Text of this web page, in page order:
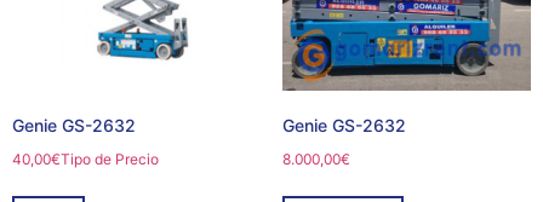
Genie GS-2632
40,00€Tipo de Precio
Genie GS-2632
8.000,00€